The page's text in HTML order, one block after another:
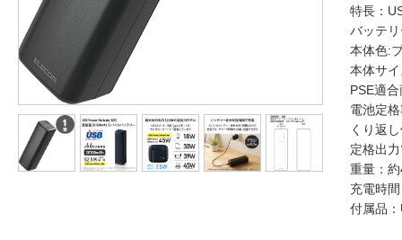
特長：
バッテ
本体色:
本体サ
PSE適
電池定
くり返
定格出
重量：
充電時
付属品